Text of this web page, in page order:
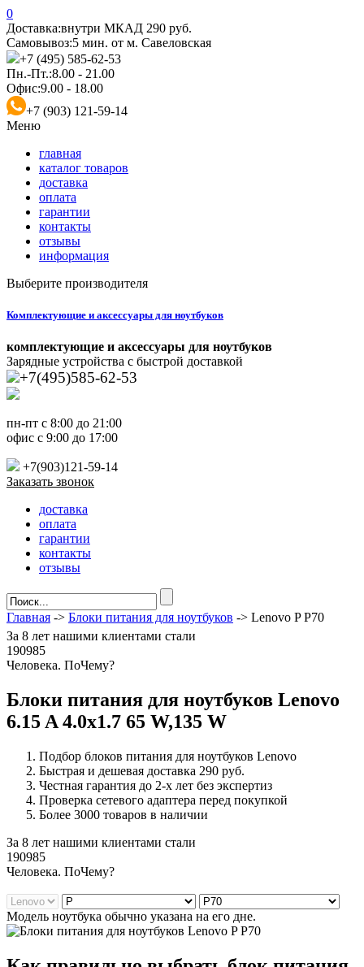
0
Доставка:внутри МКАД 290 руб.
Самовывоз:5 мин. от м. Савеловская
+7 (495) 585-62-53
Пн.-Пт.:8.00 - 21.00
Офис:9.00 - 18.00
+7 (903) 121-59-14
Меню
главная
каталог товаров
доставка
оплата
гарантии
контакты
отзывы
информация
Выберите производителя
Комплектующие и аксессуары для ноутбуков
комплектующие и аксессуары для ноутбуков
Зарядные устройства с быстрой доставкой
+7(495)585-62-53
пн-пт с 8:00 до 21:00
офис с 9:00 до 17:00
+7(903)121-59-14
Заказать звонок
доставка
оплата
гарантии
контакты
отзывы
Главная -> Блоки питания для ноутбуков -> Lenovo P P70
За 8 лет нашими клиентами стали
190985
Человека. ПоЧему?
Блоки питания для ноутбуков Lenovo
6.15 A 4.0x1.7 65 W,135 W
Подбор блоков питания для ноутбуков Lenovo
Быстрая и дешевая доставка 290 руб.
Честная гарантия до 2-х лет без экспертиз
Проверка сетевого адаптера перед покупкой
Более 3000 товаров в наличии
За 8 лет нашими клиентами стали
190985
Человека. ПоЧему?
Модель ноутбука обычно указана на его дне.